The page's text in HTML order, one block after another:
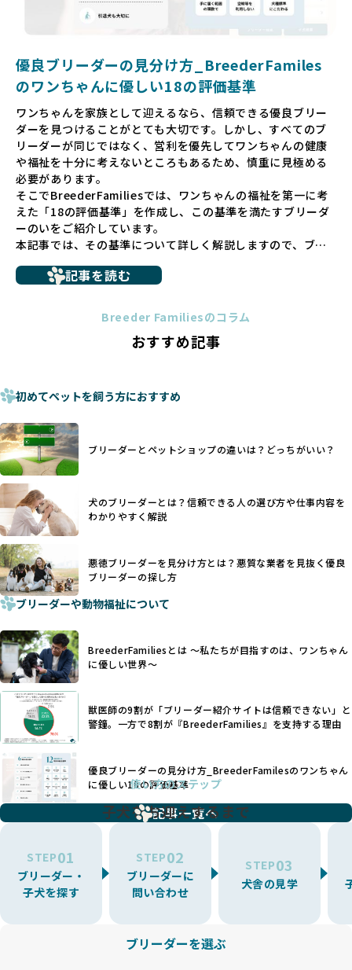
ーダーが増え、営利優先の「悪徳ブリーダー」が自然と淘汰
される社会を目指しています。目の前の子犬だけでなく、親
ゃんに優しい世界を築いていきたいと考えています。
長するための環境が十分に整っていない場合が多く、販売ま
での間に過密な環境や長距離移動のストレスを受けることが
少なくありません。このような環境は、健康リスクや社会性
の問題につながりやすく、ワンちゃんにとっても望ましいと
は言えません。
こうした背景から、BreederFamiliesはペットショップを介
さない直接販売を採用するとともに、ペットオークションや
ペットショップを利用するブリーダーの掲載も行ってしませ
ん。
ペットショップを避けた方がいい理由の詳細はこちら
法令レベルの最低基準にとどまっていることが問題です。こ
の法令レベルの基準はブリーディング環境の最低限を定める
ものに過ぎず、ワンちゃんの心身の福祉やブリーダーの責任
少なくなく、消費者にとって選択の判断が難しい現状があり
さらに、書類審査のみで掲載が許可されるサイトが多く、実
際の飼育環境やブリーダーの姿勢が見えにくい点も課題で
す。こうしたサイトでは、ブリーダーが記載する情報が主で
あり、実際の現場や日々のケアの状況がわからないため、営
利優先の「悪徳ブリーダー」が含まれるリスクが高まりま
す。
BreederFamiliesでは、ワンちゃんを大切にする「優良ブリ
ーダー」のみを紹介するために、法令を超えた独自の基準を
設け、ブリーダーの理念や飼育環境の厳格なチェックを行っ
ています。
一部の営利優先のブリーディングでは、母犬の出産負担を考
えずに大量繁殖が行われ、親犬が心身ともに疲弊するケース
が見られます。さらに、コストカットのために食事を減らし
たり、栄養のない食事を与える、適切な健康管理が行われな
いなど、ワンちゃんの健康と福祉が犠牲にされることも少な
くありません。
また、健康リスクが予測しづらいミックス犬の繁殖や、愛情
が行き届かない多頭飼育等も問題です。これらのブリーディ
ング手法は、ワンちゃんの福祉を無視し、利益のみを追求す
るブリーダーによるものが多く、消費者にとっても深刻な課
題となっています。
BreederFamiliesでは、こうしたワンちゃんに優しくないブ
リーディングをなくすため、すべてのワンちゃんを家族のよ
うに大切に飼育・繁殖を行っている「優良ブリーダー」のみ
BreederFamiliesでは、アニマルウェルフェアを最優先に考
えた6つの絶対基準と12の総合基準を設定しています。これに
ことを徹底しています。
BreederFamiliesでは、以下の6項目を必須条件とし、これら
優良ブリーダーの見分け方_BreederFamiles
のワンちゃんに優しい18の評価基準
ワンちゃんを家族として迎えるなら、信頼できる優良ブリー
ダーを見つけることがとても大切です。しかし、すべてのブ
リーダーが同じではなく、営利を優先してワンちゃんの健康
や福祉を十分に考えないところもあるため、慎重に見極める
必要があります。
そこでBreederFamiliesでは、ワンちゃんの福祉を第一に考
えた「18の評価基準」を作成し、この基準を満たすブリーダ
ーのいをご紹介しています。
本記事では、その基準について詳しく解説しますので、ブリ
に断尾（しっぽを切る）や断耳（耳を切る）が行われている
これは痛みを伴う処置で、ワンちゃんの身体的な負担が大き
手段でもあるため、切断されることで他の犬や人間との意思
ヨーロッパ諸国ではこうした処置が禁止されている一方で、
日本ではいまだ行われる場合があります。
優良ブリーダーは動物福祉を優先し、ワンちゃんの自然な姿
を大切にするため断尾・断耳を行いません。
一方、営利優先ブリーダーでは「見た目が良く売れやすい」
ことを理由に断尾や断耳を行うことがあり、中には麻酔なし
で処置するケースも見受けられます。
「耳やしっぽを切らない」詳細はこちら
犬種ごとに異なる健康リスクや育て方のポイントを理解し、
適切に対応するためには、深い知識と豊富な経験が欠かせま
せん。現在、犬種は200種類以上あり、それぞれに特有の健康
たとえば、パグは呼吸器系のトラブルを抱えやすく、ラブラ
ドール・レトリバーには股関節形成不全への注意が必要で
す。このような犬種ごとの違いを熟知し、適切なケアを提供
できるかどうかは、ブリーダーの専門性に大きく関わりま
す。
優良ブリーダーは、少数の犬種（一般的に3種以内）に絞って
繁殖を行い、各犬種の特徴を熟知しています。これにより、
犬種ごとの健康管理や繁殖において質の高いケアを提供する
ことが可能です。
一方、営利優先ブリーダーは流行や需要に応じて扱う犬種を
増やす傾向があり、犬種ごとに異なる健康問題や適切な育成
環境を十分に考慮しない場合があります。こうしたブリーダ
たりストレスを抱えたりするリスクが高まります。
「少数の犬種に集中」の詳細はこちら
すが、無計画な交配には健康リスクが伴います。異なる犬種
の特徴を持つことで予測しにくい健康問題が発生する可能性
が高く、診断や治療も複雑化する場合があります。また、ミ
記事を読む
Breeder Familiesのコラム
おすすめ記事
初めてペットを飼う方におすすめ
ブリーダーとペットショップの違いは？どっちがいい？
犬のブリーダーとは？信頼できる人の選び方や仕事内容を
わかりやすく解説
悪徳ブリーダーを見分け方とは？悪質な業者を見抜く優良
ブリーダーの探し方
ブリーダーや動物福祉について
BreederFamiliesとは 〜私たちが目指すのは、ワンちゃん
に優しい世界〜
獣医師の9割が「ブリーダー紹介サイトは信頼できない」と
警鐘。一方で8割が『BreederFamilies』を支持する理由
優良ブリーダーの見分け方_BreederFamilesのワンちゃん
に優しい18の評価基準
記事一覧へ
使い方のステップ
子犬をお迎えするまで
STEP01
ブリーダー・
子犬を探す
STEP02
ブリーダーに
問い合わせ
STEP03
犬舎の見学
ブリーダーを選ぶ